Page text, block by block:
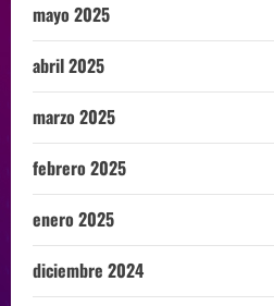
mayo 2025
abril 2025
marzo 2025
febrero 2025
enero 2025
diciembre 2024